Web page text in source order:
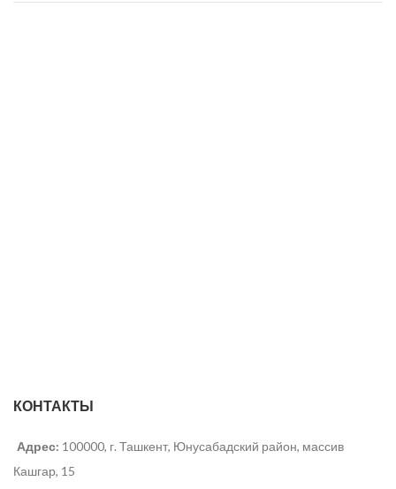
КОНТАКТЫ
Адрес: 100000, г. Ташкент, Юнусабадский район, массив
Кашгар, 15